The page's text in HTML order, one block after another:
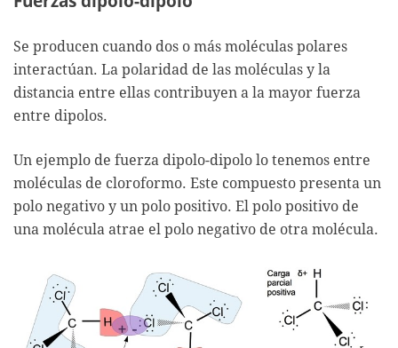
Se producen cuando dos o más moléculas polares
interactúan. La polaridad de las moléculas y la
distancia entre ellas contribuyen a la mayor fuerza
entre dipolos.
Un ejemplo de fuerza dipolo-dipolo lo tenemos entre
moléculas de cloroformo. Este compuesto presenta un
polo negativo y un polo positivo. El polo positivo de
una molécula atrae el polo negativo de otra molécula.